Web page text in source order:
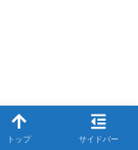
トップ サイドバー